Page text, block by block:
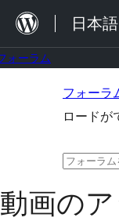
を
日本語
ォーラム
へ
フォーラ
ロードが
検
対
動画の